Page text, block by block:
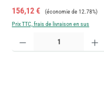
Prix de vente :
156,12 € Prix régulier :
(économie de 12.78%)
Prix TTC, frais de livraison en sus
Quantité de produit : Entrez la